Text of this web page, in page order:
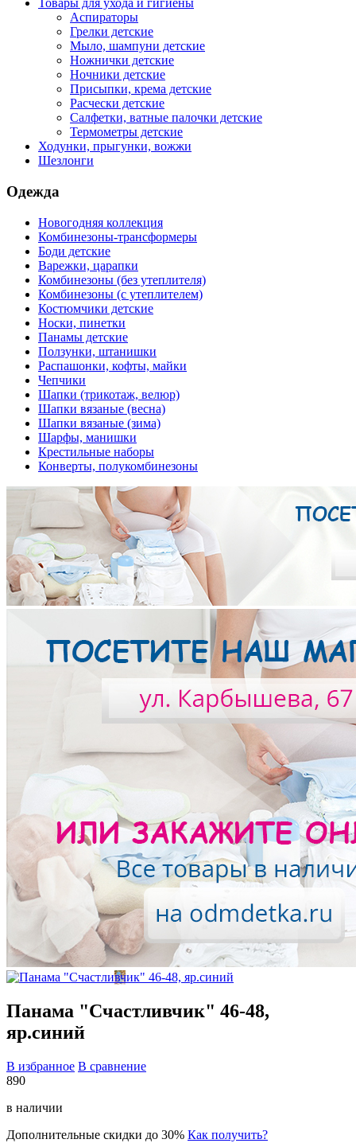
Товары для ухода и гигиены
Аспираторы
Грелки детские
Мыло, шампуни детские
Ножнички детские
Ночники детские
Присыпки, крема детские
Расчески детские
Салфетки, ватные палочки детские
Термометры детские
Ходунки, прыгунки, вожжи
Шезлонги
Одежда
Новогодняя коллекция
Комбинезоны-трансформеры
Боди детские
Варежки, царапки
Комбинезоны (без утеплителя)
Комбинезоны (с утеплителем)
Костюмчики детские
Носки, пинетки
Панамы детские
Ползунки, штанишки
Распашонки, кофты, майки
Чепчики
Шапки (трикотаж, велюр)
Шапки вязаные (весна)
Шапки вязаные (зима)
Шарфы, манишки
Крестильные наборы
Конверты, полукомбинезоны
Панама "Счастливчик" 46-48,
яр.синий
В избранное В сравнение
890
в наличии
Дополнительные скидки до 30% Как получить?